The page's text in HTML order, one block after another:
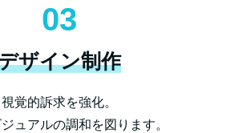
03
ザイン制作
視覚的訴求を強化。
ュアルの調和を図ります。